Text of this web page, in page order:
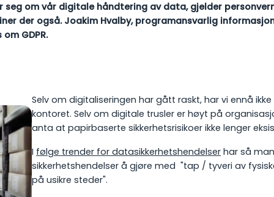
seg om vår digitale håndtering av data, gjelder
der også. Joakim Hvalby, programansvarlig
GDPR.
Selv om digitaliseringen har gått raskt, har vi ennå
kontoret. Selv om digitale trusler er høyt på
anta at papirbaserte sikkerhetsrisikoer ikke lenger
I følge trender for datasikkerhetshendelser har så
sikkerhetshendelser å gjøre med "tap / tyveri av
på usikre steder".